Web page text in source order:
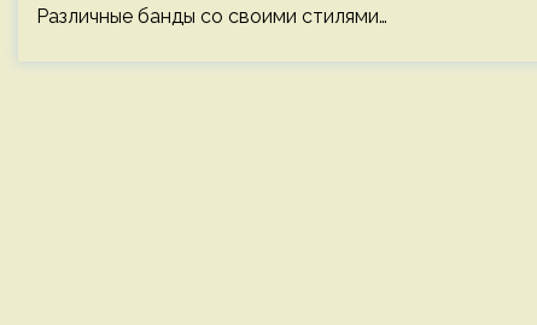
Различные банды со своими стилями…